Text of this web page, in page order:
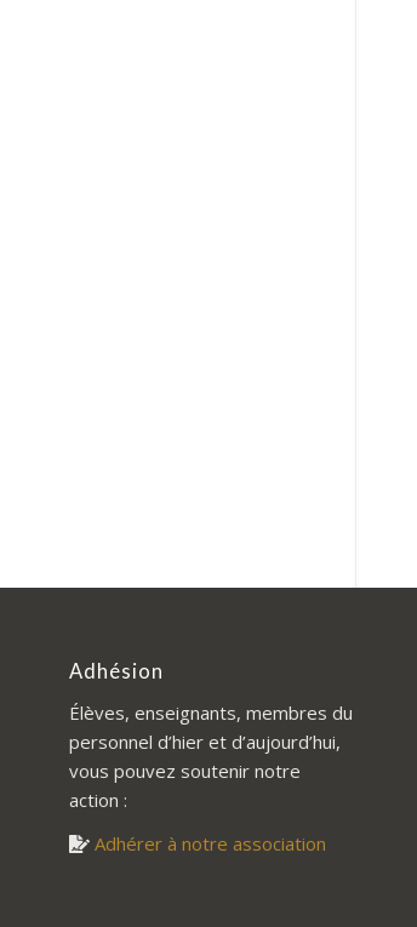
Adhésion
Élèves, enseignants, membres du
personnel d’hier et d’aujourd’hui,
vous pouvez soutenir notre
action :
Adhérer à notre association